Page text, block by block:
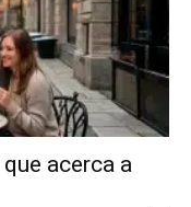
acerca a